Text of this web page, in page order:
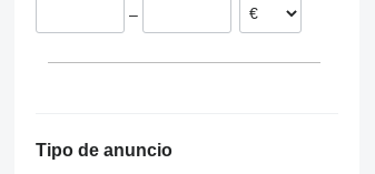
Países Bajos
–
Tipo de anuncio